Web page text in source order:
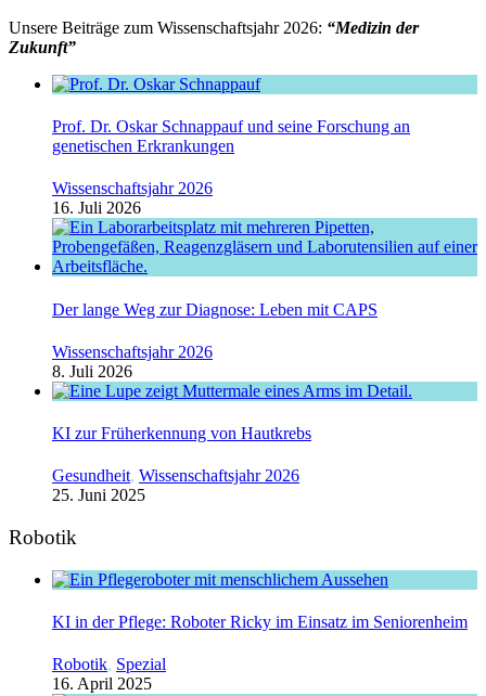
Unsere Beiträge zum Wissenschaftsjahr 2026: “Medizin der
Zukunft”
Prof. Dr. Oskar Schnappauf und seine Forschung an
genetischen Erkrankungen
Wissenschaftsjahr 2026
16. Juli 2026
Der lange Weg zur Diagnose: Leben mit CAPS
Wissenschaftsjahr 2026
8. Juli 2026
KI zur Früherkennung von Hautkrebs
Gesundheit, Wissenschaftsjahr 2026
25. Juni 2025
Robotik
KI in der Pflege: Roboter Ricky im Einsatz im Seniorenheim
Robotik, Spezial
16. April 2025